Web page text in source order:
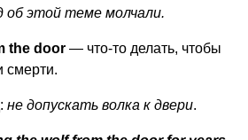
об этой теме молчали.
the door — что-то делать, чтобы
смерти.
не допускать волка к двери.